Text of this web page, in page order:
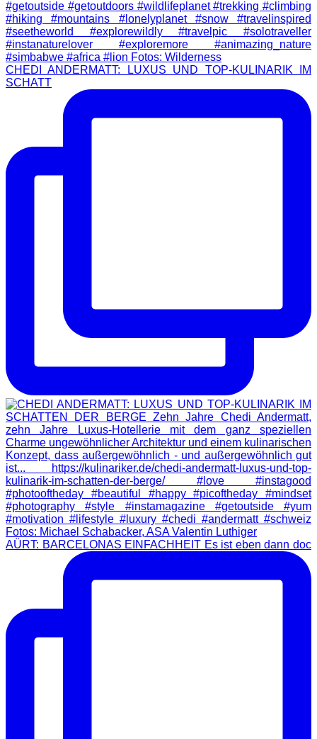
CHEDI ANDERMATT: LUXUS UND TOP-KULINARIK IM
SCHATT
AÜRT: BARCELONAS EINFACHHEIT Es ist eben dann doc